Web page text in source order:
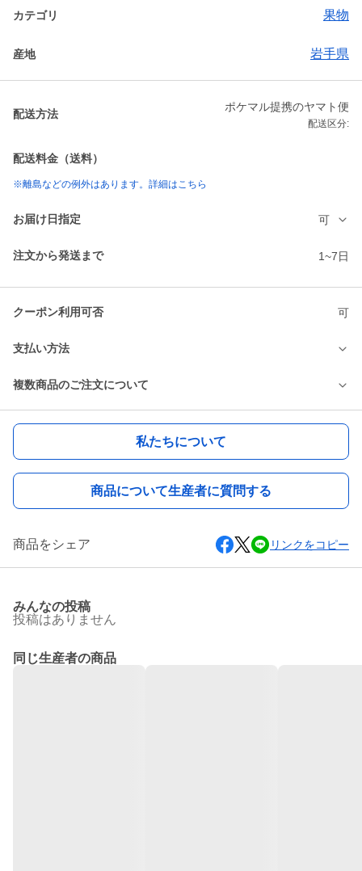
カテゴリ 果物
産地 岩手県
配送方法
ポケマル提携のヤマト便
配送区分:
配送料金（送料）
※離島などの例外はあります。詳細はこちら
お届け日指定 可
注文から発送まで 1~7日
クーポン利用可否 可
支払い方法
複数商品のご注文について
私たちについて
商品について生産者に質問する
商品をシェア リンクをコピー
みんなの投稿
投稿はありません
同じ生産者の商品